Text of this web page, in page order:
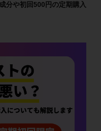
分や初回500円の定期購入